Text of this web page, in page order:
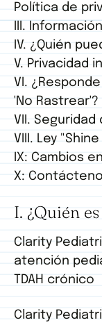
Política de
III.
IV. ¿Quién
V. Privacidad
VI.
'No Rastrear'?
VII.
VIII. Ley
IX: Cambios
X:
I. ¿Quién
Clarity
atención
TDAH crónico
Clarity